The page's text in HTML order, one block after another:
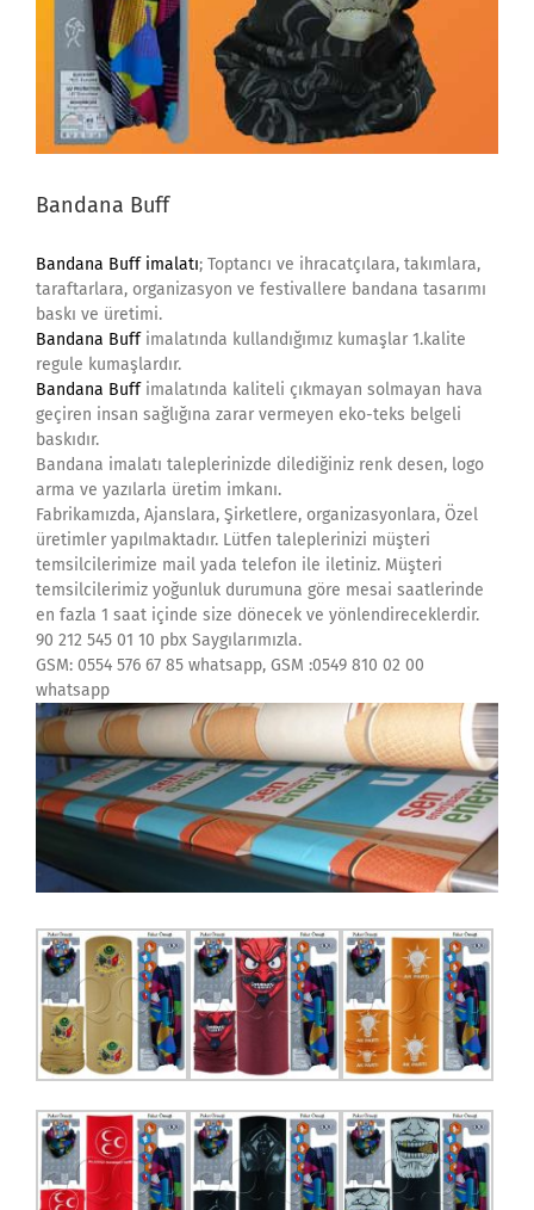
Bandana Buff
Bandana Buff imalatı; Toptancı ve ihracatçılara, takımlara,
taraftarlara, organizasyon ve festivallere bandana tasarımı
baskı ve üretimi.
Bandana Buffimalatında kullandığımız kumaşlar 1.kalite
regule kumaşlardır.
Bandana Buffimalatında kaliteli çıkmayan solmayan hava
geçiren insan sağlığına zarar vermeyen eko-teks belgeli
baskıdır.
Bandana imalatı taleplerinizde dilediğiniz renk desen, logo
arma ve yazılarla üretim imkanı.
Fabrikamızda, Ajanslara, Şirketlere, organizasyonlara, Özel
üretimler yapılmaktadır. Lütfen taleplerinizi müşteri
temsilcilerimize mail yada telefon ile iletiniz. Müşteri
temsilcilerimiz yoğunluk durumuna göre mesai saatlerinde
en fazla 1 saat içinde size dönecek ve yönlendireceklerdir.
90 212 545 01 10 pbx Saygılarımızla.
GSM: 0554 576 67 85 whatsapp, GSM :0549 810 02 00
whatsapp